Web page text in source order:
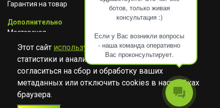
ботов, только живая
консультация :)
Если у Вас возникли вопросы
- наша команда оперативно
Вас проконсультирует.
Гарантия на товар
Дополнительно
Мастерская
Сотрудничество
АВИТО
TELEGRAM
YOUTUBE
© Музыкальный магазин Muzik Room, 2023-2026
Этот сайт использует cookies для сбора
статистики и анализа работы сайта. Просим
согласиться на сбор и обработку ваших
метаданных или отключить cookies в настройках
браузера.